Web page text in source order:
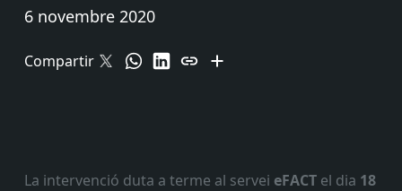
6 novembre 2020
Compartir
La intervenció duta a terme al servei eFACT el dia 18